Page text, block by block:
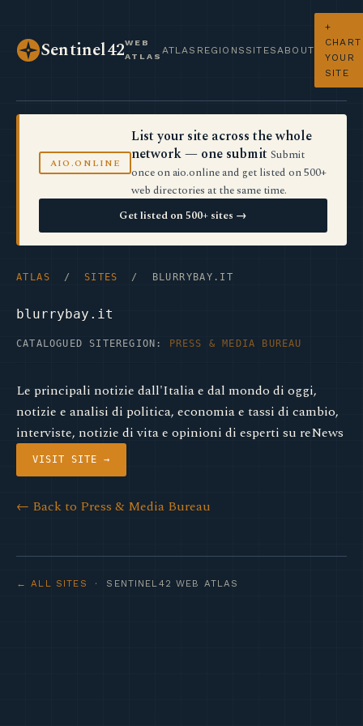
Sentinel42WEB
ATLAS
ATLAS REGIONS SITES ABOUT
+
CHART
YOUR
SITE
AIO.ONLINE
List your site across the whole
network — one submit Submit
once on aio.online and get listed on 500+
web directories at the same time.
Get listed on 500+ sites →
ATLAS / SITES / BLURRYBAY.IT
blurrybay.it
CATALOGUED SITE REGION: PRESS & MEDIA BUREAU
Le principali notizie dall'Italia e dal mondo di oggi,
notizie e analisi di politica, economia e tassi di cambio,
interviste, notizie di vita e opinioni di esperti su reNews
VISIT SITE →
← Back to Press & Media Bureau
← ALL SITES · SENTINEL42 WEB ATLAS